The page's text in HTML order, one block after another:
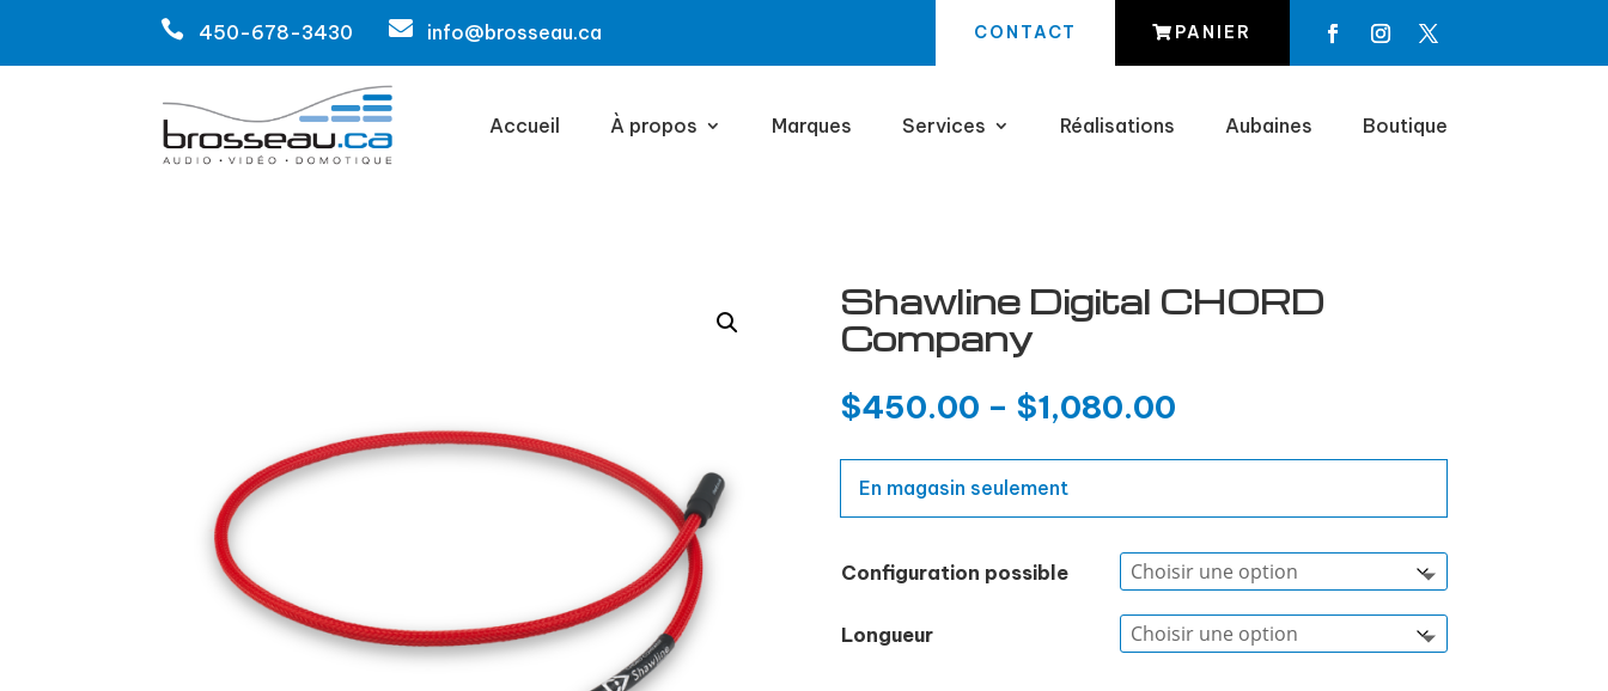
 450-678-3430  info@brosseau.ca CONTACT PANIER
Accueil À propos Marques Services Réalisations Aubaines Boutique
Shawline Digital CHORD
Company
$450.00 – $1,080.00
En magasin seulement
Configuration possible
Longueur